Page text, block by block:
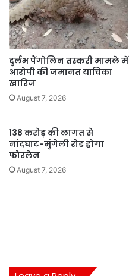
दुर्लभ पैंगोलिन तस्करी मामले में
आरोपी की जमानत याचिका
खारिज
August 7, 2026
138 करोड़ की लागत से
नांदघाट-मुंगेली रोड होगा
फोरलेन
August 7, 2026